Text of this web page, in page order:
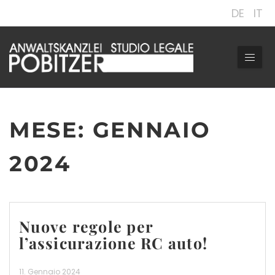
DE IT
MESE: GENNAIO
2024
Nuove regole per
l’assicurazione RC auto!
11. Gennaio 2024